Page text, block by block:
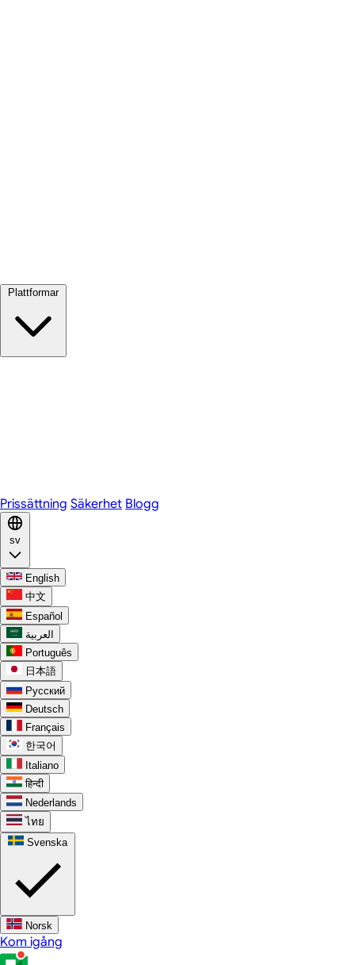
Plattformar
Prissättning Säkerhet Blogg
sv
English
中文
Español
العربية
Português
日本語
Русский
Deutsch
Français
한국어
Italiano
हिन्दी
Nederlands
ไทย
Svenska
Norsk
Kom igång